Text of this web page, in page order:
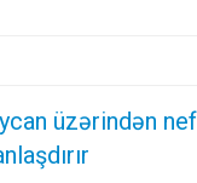
üzərindən